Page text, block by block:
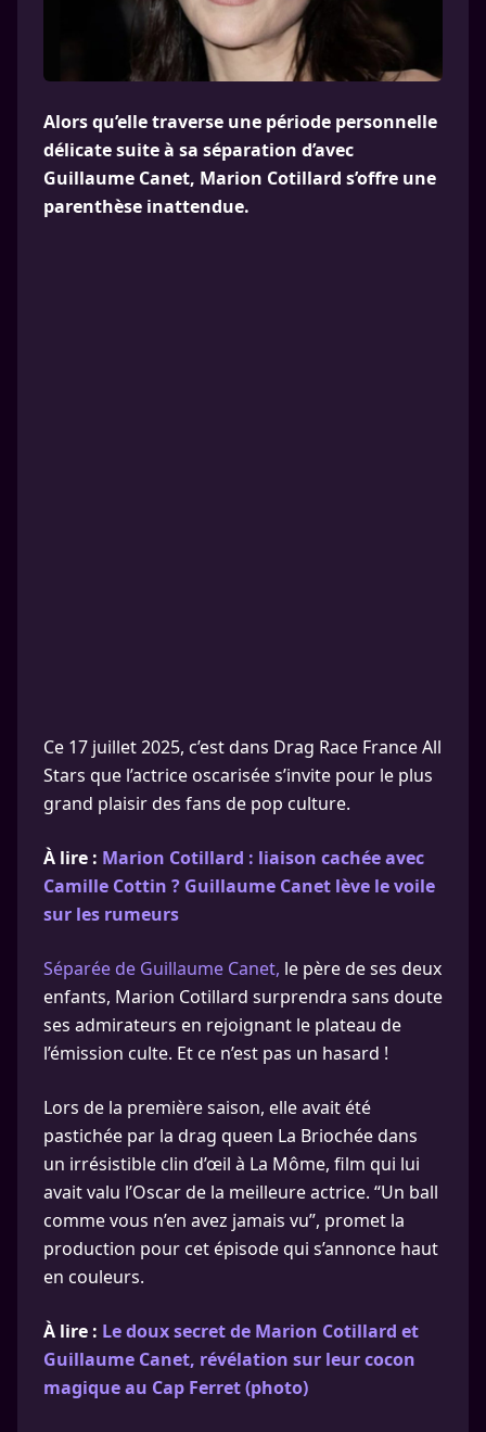
Alors qu’elle traverse une période personnelle
délicate suite à sa séparation d’avec
Guillaume Canet, Marion Cotillard s’offre une
parenthèse inattendue.
Ce 17 juillet 2025, c’est dans Drag Race France All
Stars que l’actrice oscarisée s’invite pour le plus
grand plaisir des fans de pop culture.
À lire : Marion Cotillard : liaison cachée avec
Camille Cottin ? Guillaume Canet lève le voile
sur les rumeurs
Séparée de Guillaume Canet, le père de ses deux
enfants, Marion Cotillard surprendra sans doute
ses admirateurs en rejoignant le plateau de
l’émission culte. Et ce n’est pas un hasard !
Lors de la première saison, elle avait été
pastichée par la drag queen La Briochée dans
un irrésistible clin d’œil à La Môme, film qui lui
avait valu l’Oscar de la meilleure actrice. “Un ball
comme vous n’en avez jamais vu”, promet la
production pour cet épisode qui s’annonce haut
en couleurs.
À lire : Le doux secret de Marion Cotillard et
Guillaume Canet, révélation sur leur cocon
magique au Cap Ferret (photo)